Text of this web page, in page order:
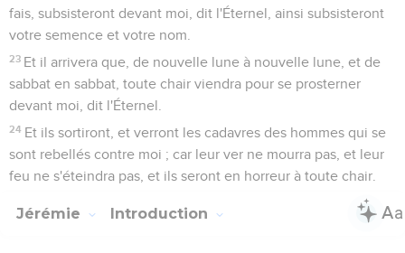
fais, subsisteront devant moi, dit l'Éternel, ainsi subsisteront
votre semence et votre nom.
23 Et il arrivera que, de nouvelle lune à nouvelle lune, et de
sabbat en sabbat, toute chair viendra pour se prosterner
devant moi, dit l'Éternel.
24 Et ils sortiront, et verront les cadavres des hommes qui se
sont rebellés contre moi ; car leur ver ne mourra pas, et leur
feu ne s'éteindra pas, et ils seront en horreur à toute chair.
Jérémie Introduction